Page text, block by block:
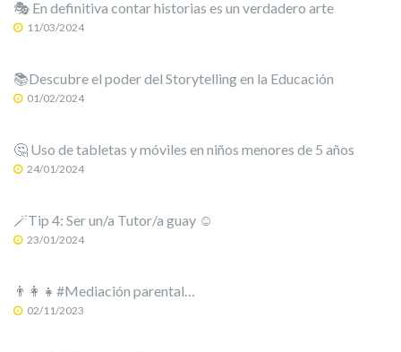
🎭 En definitiva contar historias es un verdadero arte
11/03/2024
📚Descubre el poder del Storytelling en la Educación
01/02/2024
🤔 Uso de tabletas y móviles en niños menores de 5 años
24/01/2024
🪄Tip 4: Ser un/a Tutor/a guay ☺️
23/01/2024
👨‍👩‍👧#Mediación parental…
02/11/2023